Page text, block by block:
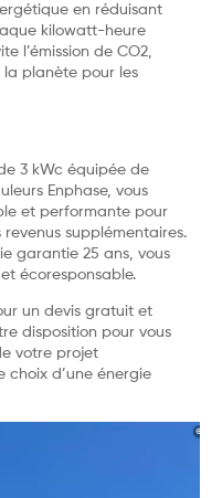
en réduisant
kilowatt-heure
l’émission de CO2,
planète pour les
3 kWc équipée de
Enphase, vous
et performante pour
supplémentaires.
garantie 25 ans, vous
écoresponsable.
un devis gratuit et
disposition pour vous
votre projet
choix d’une énergie